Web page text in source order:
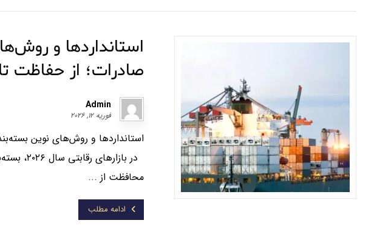
استانداردها و
صادرات؛ از حفاظت تا
Admin
فوریه ۱۲, ۲۰۲۶
استانداردها و روش‌های نوین
در
محافظت از ...
ادامه مطلب